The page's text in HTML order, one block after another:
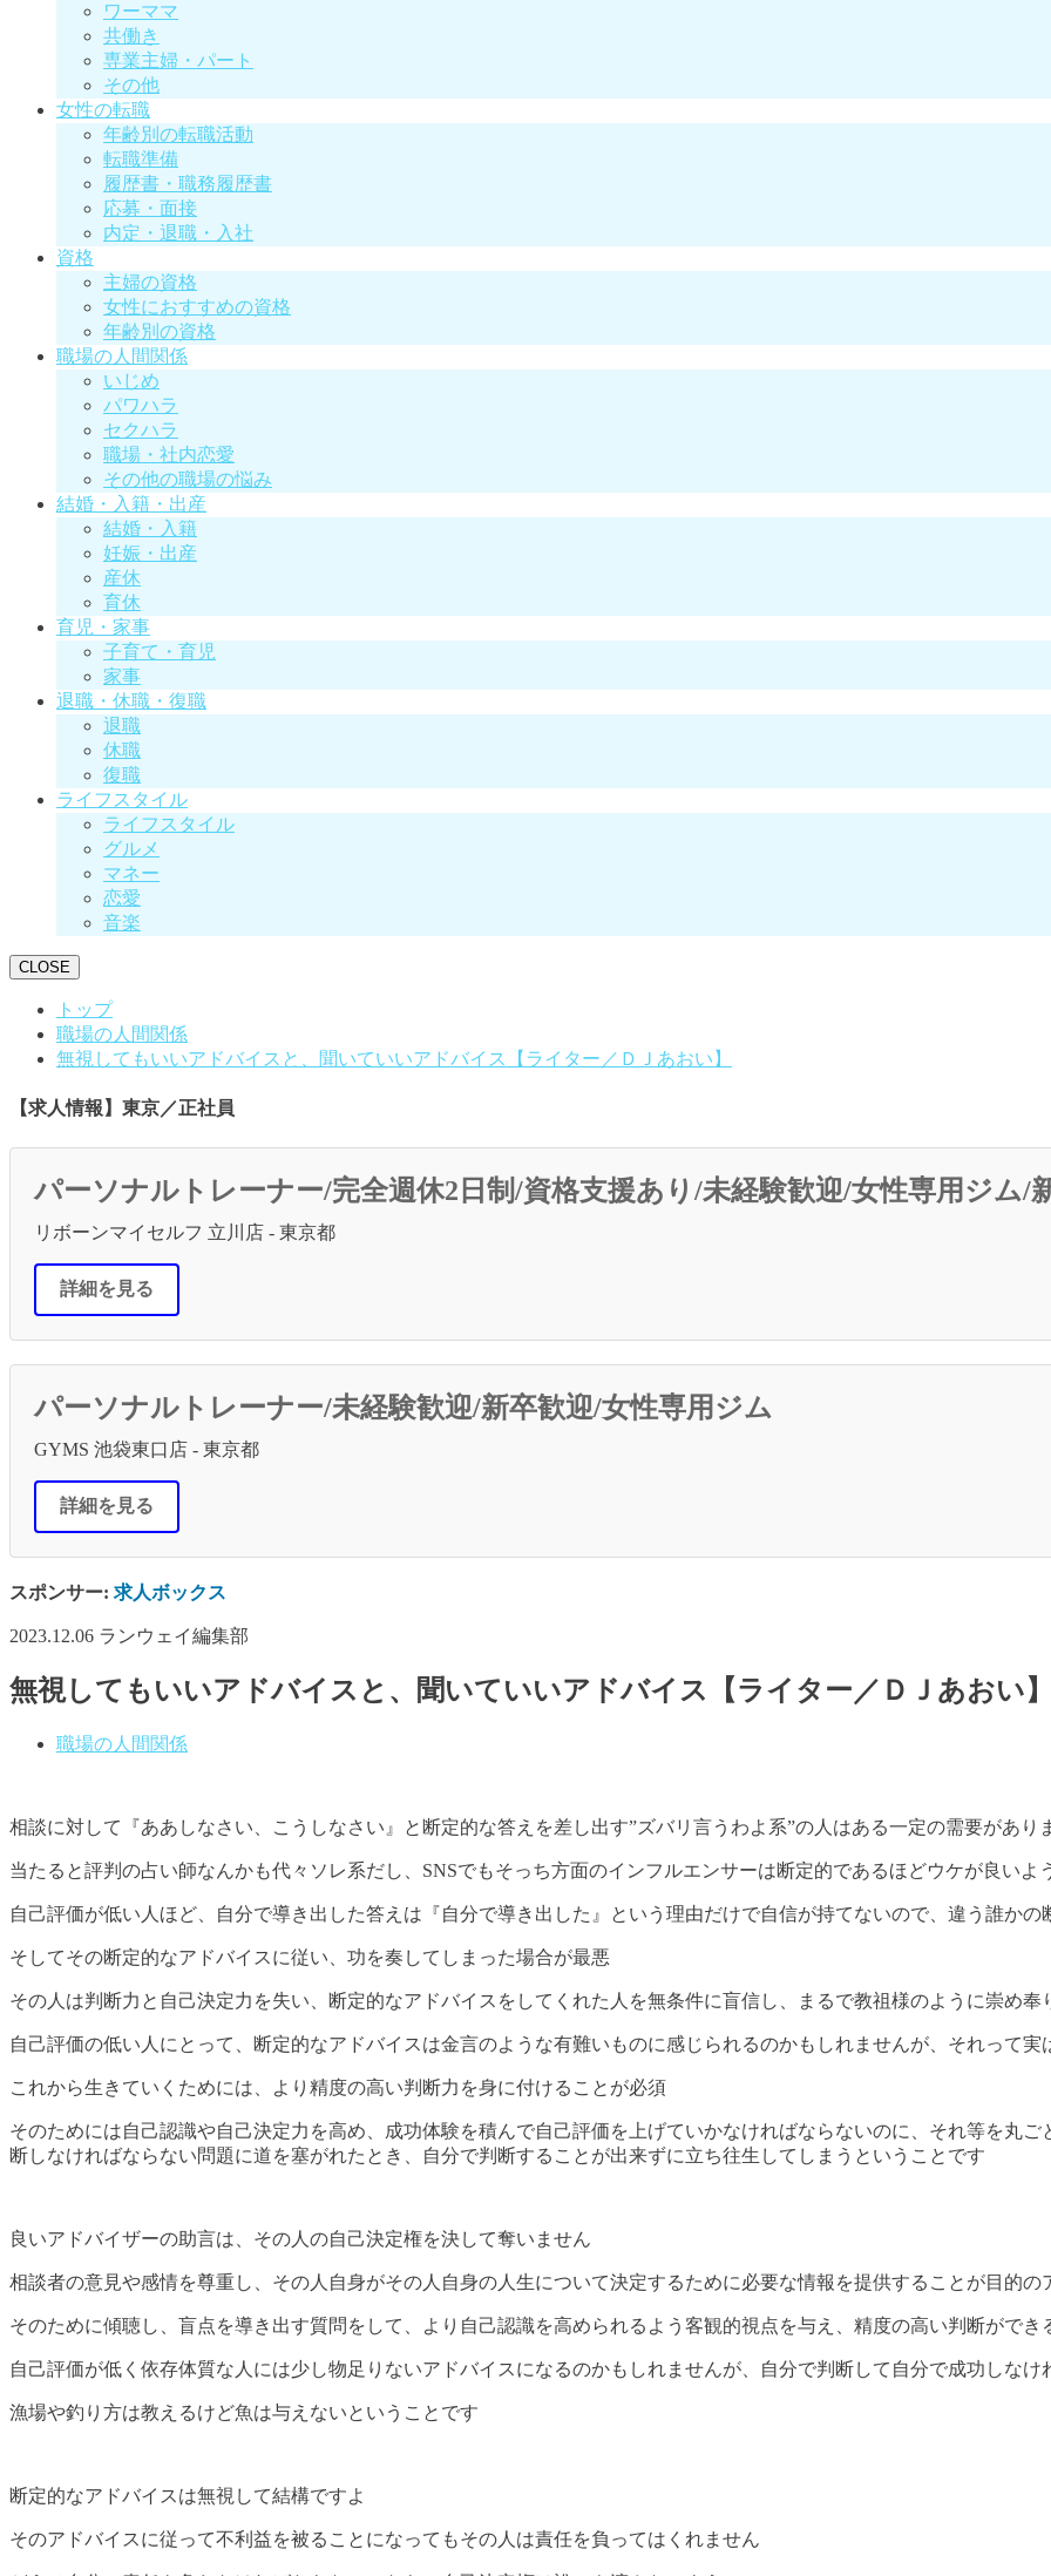
ワーママ
共働き
専業主婦・パート
その他
女性の転職
年齢別の転職活動
転職準備
履歴書・職務履歴書
応募・面接
内定・退職・入社
資格
主婦の資格
女性におすすめの資格
年齢別の資格
職場の人間関係
いじめ
パワハラ
セクハラ
職場・社内恋愛
その他の職場の悩み
結婚・入籍・出産
結婚・入籍
妊娠・出産
産休
育休
育児・家事
子育て・育児
家事
退職・休職・復職
退職
休職
復職
ライフスタイル
ライフスタイル
グルメ
マネー
恋愛
音楽
CLOSE
トップ
職場の人間関係
無視してもいいアドバイスと、聞いていいアドバイス【ライター／ＤＪあおい】
【求人情報】東京／正社員
パーソナルトレーナー/完全週休2日制/資格支援あり/未経験歓迎/女性専用ジム/
リボーンマイセルフ 立川店 - 東京都
詳細を見る
パーソナルトレーナー/未経験歓迎/新卒歓迎/女性専用ジム
GYMS 池袋東口店 - 東京都
詳細を見る
スポンサー: 求人ボックス
2023.12.06 ランウェイ編集部
無視してもいいアドバイスと、聞いていいアドバイス【ライター／ＤＪあおい
職場の人間関係
相談に対して『ああしなさい、こうしなさい』と断定的な答えを差し出す”ズバリ言うわよ系”の人はある一定の需要があり
当たると評判の占い師なんかも代々ソレ系だし、SNSでもそっち方面のインフルエンサーは断定的であるほどウケが良いよ
自己評価が低い人ほど、自分で導き出した答えは『自分で導き出した』という理由だけで自信が持てないので、違う誰か
そしてその断定的なアドバイスに従い、功を奏してしまった場合が最悪
その人は判断力と自己決定力を失い、断定的なアドバイスをしてくれた人を無条件に盲信し、まるで教祖様のように崇め
自己評価の低い人にとって、断定的なアドバイスは金言のような有難いものに感じられるのかもしれませんが、それって実
これから生きていくためには、より精度の高い判断力を身に付けることが必須
そのためには自己認識や自己決定力を高め、成功体験を積んで自己評価を上げていかなければならないのに、それ等を丸
断しなければならない問題に道を塞がれたとき、自分で判断することが出来ずに立ち往生してしまうということです
良いアドバイザーの助言は、その人の自己決定権を決して奪いません
相談者の意見や感情を尊重し、その人自身がその人自身の人生について決定するために必要な情報を提供することが目的の
そのために傾聴し、盲点を導き出す質問をして、より自己認識を高められるよう客観的視点を与え、精度の高い判断ができ
自己評価が低く依存体質な人には少し物足りないアドバイスになるのかもしれませんが、自分で判断して自分で成功しな
漁場や釣り方は教えるけど魚は与えないということです
断定的なアドバイスは無視して結構ですよ
そのアドバイスに従って不利益を被ることになってもその人は責任を負ってはくれません